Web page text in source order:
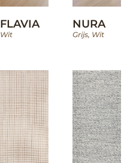
FLAVIA
Wit
NURA
Grijs, Wit